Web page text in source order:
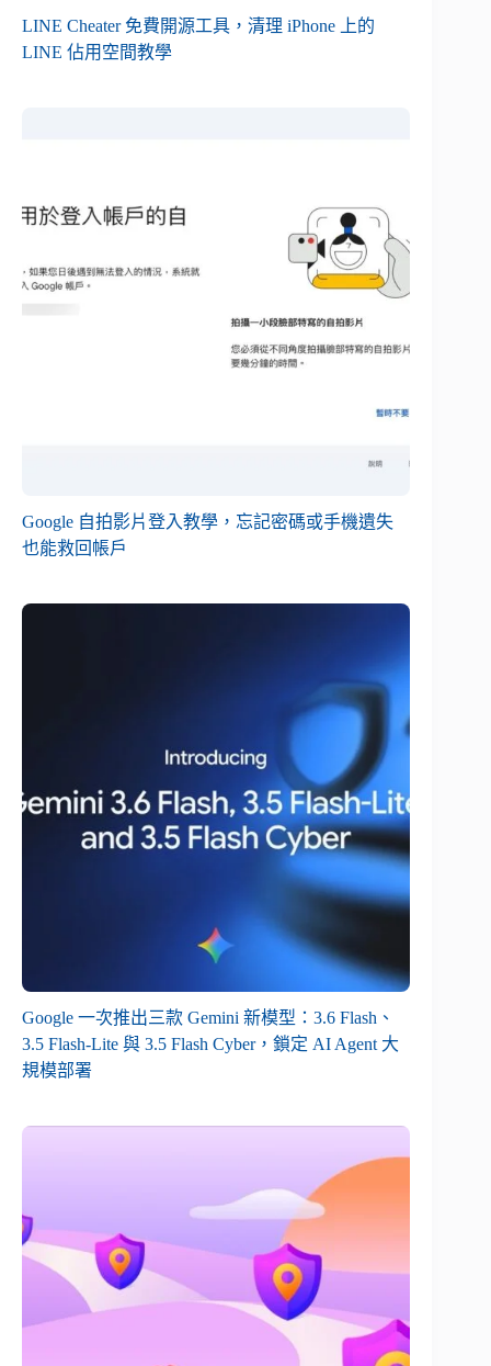
LINE Cheater 免費開源工具，清理 iPhone 上的
LINE 佔用空間教學
Google 自拍影片登入教學，忘記密碼或手機遺失
也能救回帳戶
Google 一次推出三款 Gemini 新模型：3.6 Flash、
3.5 Flash-Lite 與 3.5 Flash Cyber，鎖定 AI Agent 大
規模部署